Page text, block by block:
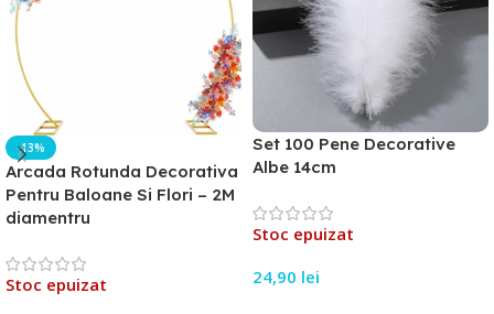
-13%
Arcada Rotunda Decorativa
Pentru Baloane Si Flori – 2M
diamentru
Stoc epuizat
Set 100 Pene Decorative
Albe 14cm
Stoc epuizat
24,90 lei